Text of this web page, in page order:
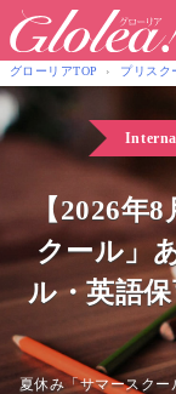
グローリアTOP プリスク
【2026年
クール」
ル・英語
夏休み「サマースク